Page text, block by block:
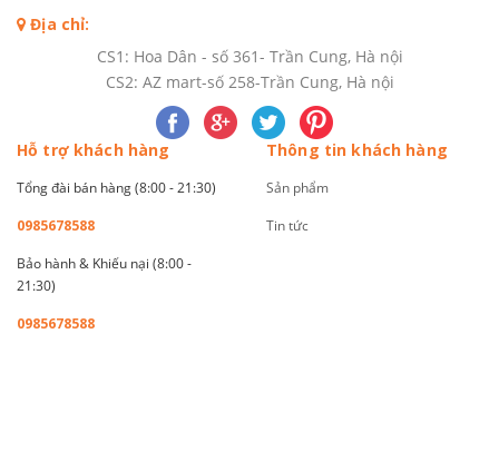
Địa chỉ:
CS1: Hoa Dân - số 361- Trần Cung, Hà nội
CS2: AZ mart-số 258-Trần Cung, Hà nội
Hỗ trợ khách hàng
Tổng đài bán hàng (8:00 - 21:30)
0985678588
Bảo hành & Khiếu nại (8:00 -
21:30)
0985678588
Thông tin khách hàng
Sản phẩm
Tin tức